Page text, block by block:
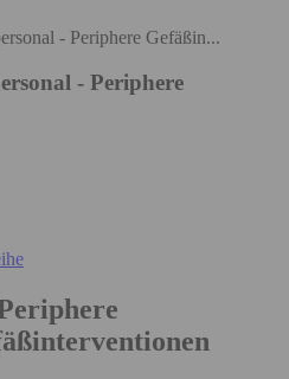
- Periphere Gefäßin...
- Periphere